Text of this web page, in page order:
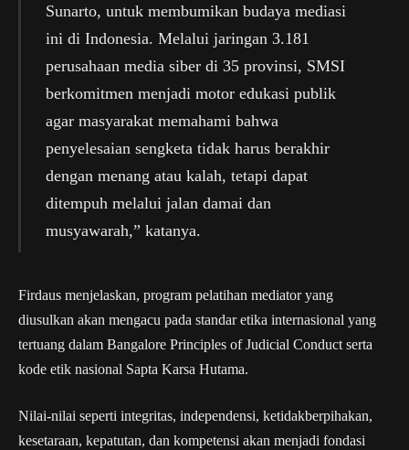
Sunarto, untuk membumikan budaya mediasi
ini di Indonesia. Melalui jaringan 3.181
perusahaan media siber di 35 provinsi, SMSI
berkomitmen menjadi motor edukasi publik
agar masyarakat memahami bahwa
penyelesaian sengketa tidak harus berakhir
dengan menang atau kalah, tetapi dapat
ditempuh melalui jalan damai dan
musyawarah,” katanya.
Firdaus menjelaskan, program pelatihan mediator yang
diusulkan akan mengacu pada standar etika internasional yang
tertuang dalam Bangalore Principles of Judicial Conduct serta
kode etik nasional Sapta Karsa Hutama.
Nilai-nilai seperti integritas, independensi, ketidakberpihakan,
kesetaraan, kepatutan, dan kompetensi akan menjadi fondasi